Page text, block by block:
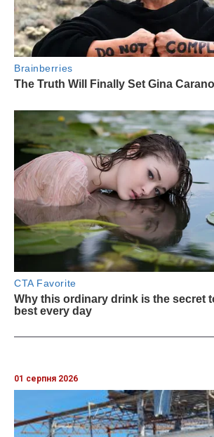
01 серпня 2026